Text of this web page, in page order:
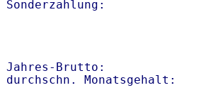
Jahres-Brutto: